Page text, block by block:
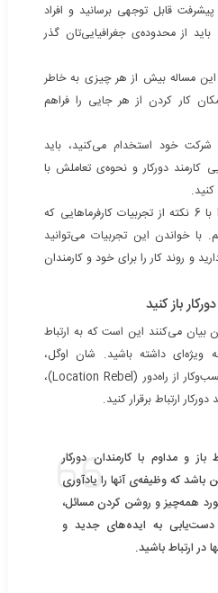
قابل توجهی برسانید و افراد
از محدوده‌ی جغرافیایی‌تان گذر
این مساله بیش از هر چیزی به خاطر
کار کردن از هر جایی را فراهم
شرکت خود استخدام می‌کنید، باید
کارمند دورکار و نحوه‌ی تعاملش با
در این مقاله قصد داریم شما را با 6 نکته از تجربیات کارفرماهایی که
با خواندن این تجربیات می‌توانید
و روند کار را برای خود و کارمندان
باز کنید
بیان می‌کنند این است که به ارتباط
ویژه‌ای داشته باشید. شان اوگل،
موسس وب سایت تخصصی کسب‌و‌کار از راه‌دور (Location Rebel)،
ارتباط برقرار کنید.
باز و مداوم با کارمندان دورکار
باشد که وظیفه‌ی آنها را یادآوری
همه‌چیز و روشن کردن مسائل،
دست‌یابی به ایده‌های جدید و
در ارتباط باشید.